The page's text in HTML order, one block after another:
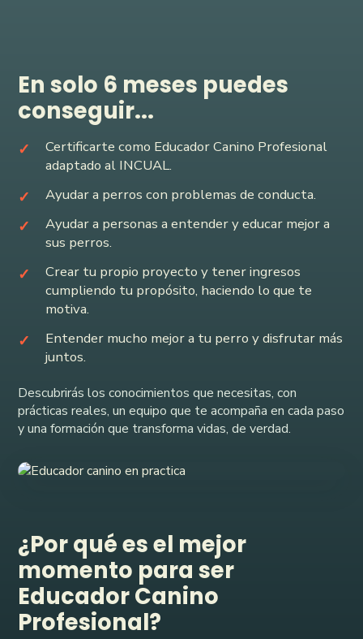
En solo 6 meses puedes
conseguir...
Certificarte como Educador Canino Profesional
adaptado al INCUAL.
Ayudar a perros con problemas de conducta.
Ayudar a personas a entender y educar mejor a
sus perros.
Crear tu propio proyecto y tener ingresos
cumpliendo tu propósito, haciendo lo que te
motiva.
Entender mucho mejor a tu perro y disfrutar más
juntos.
Descubrirás los conocimientos que necesitas, con
prácticas reales, un equipo que te acompaña en cada paso
y una formación que transforma vidas, de verdad.
¿Por qué es el mejor
momento para ser
Educador Canino
Profesional?